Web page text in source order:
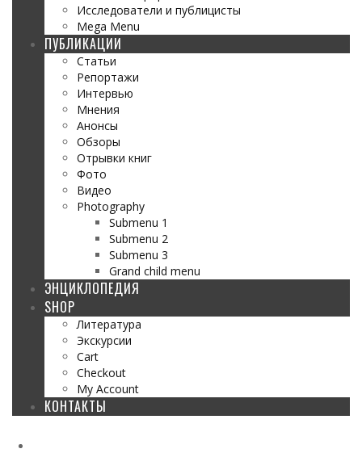
Исследователи и публицисты
Mega Menu
ПУБЛИКАЦИИ
Статьи
Репортажи
Интервью
Мнения
Анонсы
Обзоры
Отрывки книг
Фото
Видео
Photography
Submenu 1
Submenu 2
Submenu 3
Grand child menu
ЭНЦИКЛОПЕДИЯ
SHOP
Литература
Экскурсии
Cart
Checkout
My Account
КОНТАКТЫ